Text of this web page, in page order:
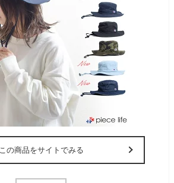
この商品をサイトでみる